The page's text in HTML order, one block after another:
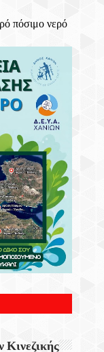
Σας
Επίμετρο
Της
Για
Ζώων
Πέταξε Το
Οι
Νησιά Και
πόσιμο νερό